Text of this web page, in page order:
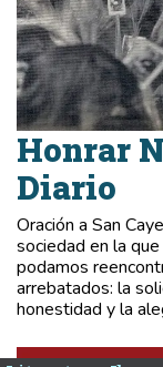
Honrar
Diario
Oración a San
sociedad en la
podamos
arrebatados: la
honestidad y la